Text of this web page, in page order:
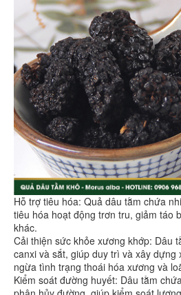
Hỗ trợ tiêu hóa: Quả dâu tằm chứa
tiêu hóa hoạt động trơn tru, giảm táo
khác.
Cải thiện sức khỏe xương khớp: Dâu
canxi và sắt, giúp duy trì và xây dựng
ngừa tình trạng thoái hóa xương và
Kiểm soát đường huyết: Dâu tằm